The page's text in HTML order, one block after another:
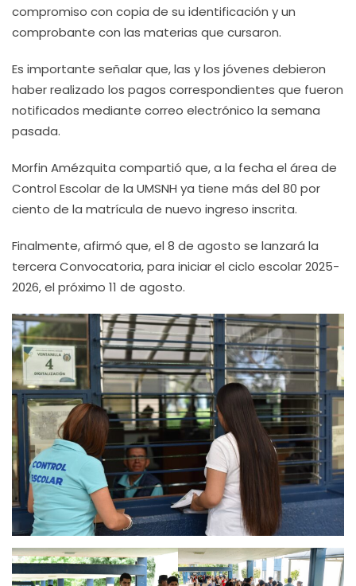
compromiso con copia de su identificación y un
comprobante con las materias que cursaron.
Es importante señalar que, las y los jóvenes debieron
haber realizado los pagos correspondientes que fueron
notificados mediante correo electrónico la semana
pasada.
Morfin Amézquita compartió que, a la fecha el área de
Control Escolar de la UMSNH ya tiene más del 80 por
ciento de la matrícula de nuevo ingreso inscrita.
Finalmente, afirmó que, el 8 de agosto se lanzará la
tercera Convocatoria, para iniciar el ciclo escolar 2025-
2026, el próximo 11 de agosto.